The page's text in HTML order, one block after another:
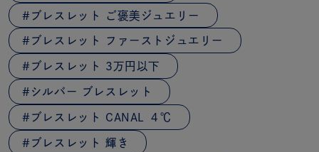
ブレスレット ご褒美ジュエリー
ブレスレット ファーストジュエリー
ブレスレット 3万円以下
シルバー ブレスレット
ブレスレット CANAL ４℃
ブレスレット 輝き